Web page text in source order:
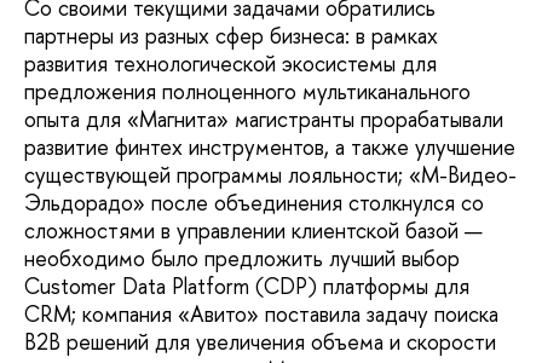
Со своими текущими задачами обратились
партнеры из разных сфер бизнеса: в рамках
развития технологической экосистемы для
предложения полноценного мультиканального
опыта для «Магнита» магистранты прорабатывали
развитие финтех инструментов, а также улучшение
существующей программы лояльности; «М-Видео-
Эльдорадо» после объединения столкнулся со
сложностями в управлении клиентской базой —
необходимо было предложить лучший выбор
Customer Data Platform (CDP) платформы для
CRM; компания «Авито» поставила задачу поиска
В2В решений для увеличения объема и скорости